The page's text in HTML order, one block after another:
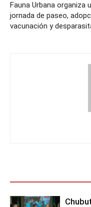
Fauna Urbana organiza
jornada de paseo,
vacunación y